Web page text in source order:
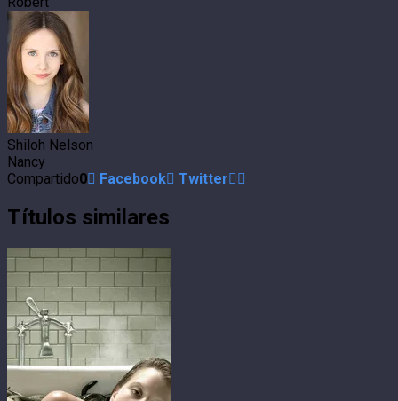
Shiloh Nelson
Nancy
Compartido0 Facebook Twitter
Títulos similares